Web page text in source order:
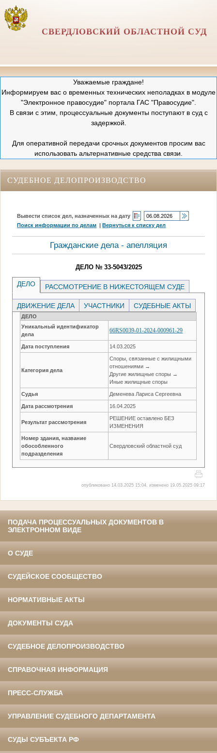
СВЕРДЛОВСКИЙ ОБЛАСТНОЙ СУД
Уважаемые граждане!
Информируем вас о временных технических неполадках в модуле
"Электронное правосудие" портала ГАС "Правосудие".
В связи с этим, процессуальные документы поступают в суд с
задержкой.
Для оперативной передачи срочных документов просим вас
использовать альтернативные средства связи.
СУДЕБНОЕ ДЕЛОПРОИЗВОДСТВО
Вывести список дел, назначенных на дату
Поиск информации по делам |Вернуться к списку дел
Гражданские дела - апелляция
ДЕЛО № 33-5043/2025
ДЕЛО РАССМОТРЕНИЕ В НИЖЕСТОЯЩЕМ СУДЕ
ДВИЖЕНИЕ ДЕЛА УЧАСТНИКИ СУДЕБНЫЕ АКТЫ
ДЕЛО
Уникальный идентификатор
дела
66RS0039-01-2024-000961-29
Дата поступления 14.03.2025
Категория дела
Споры, связанные с жилищными
отношениями →
Другие жилищные споры →
Иные жилищные споры
Судья Деменева Лариса Сергеевна
Дата рассмотрения 16.04.2025
Результат рассмотрения
РЕШЕНИЕ оставлено БЕЗ
ИЗМЕНЕНИЯ
Номер здания, название
обособленного
подразделения
Свердловский областной суд
опубликовано 14.03.2025 15:04, изменено 19.05.2025 09:17
ПОДАЧА ПРОЦЕССУАЛЬНЫХ ДОКУМЕНТОВ В
ЭЛЕКТРОННОМ ВИДЕ
О СУДЕ
СУДЕЙСКОЕ СООБЩЕСТВО
НОРМАТИВНЫЕ АКТЫ
ДОКУМЕНТЫ СУДА
СУДЕБНОЕ ДЕЛОПРОИЗВОДСТВО
СПРАВОЧНАЯ ИНФОРМАЦИЯ
ПРЕСС-СЛУЖБА
УПРАВЛЕНИЕ СУДЕБНОГО ДЕПАРТАМЕНТА
СУДЫ СУБЪЕКТА РФ